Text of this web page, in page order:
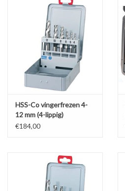
TIPS & KENNIS
HSS-Co vingerfrezen 4-
12 mm (4-lippig)
€184,00